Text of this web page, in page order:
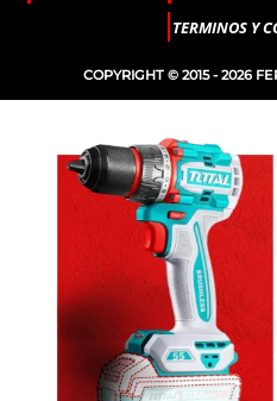
TERMINOS Y
COPYRIGHT © 2015 - 2026